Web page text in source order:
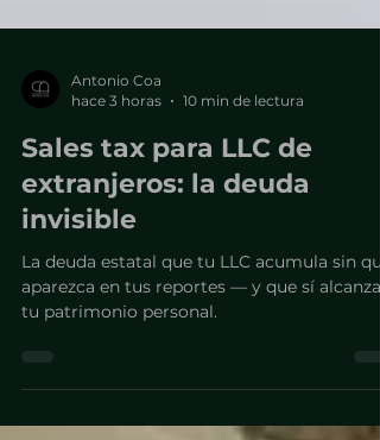
hace 3 horas
10 min de lectura
Sales tax para LLC de
extranjeros: la deuda
invisible
La deuda estatal que tu LLC acumula sin que
aparezca en tus reportes — y que sí alcanza